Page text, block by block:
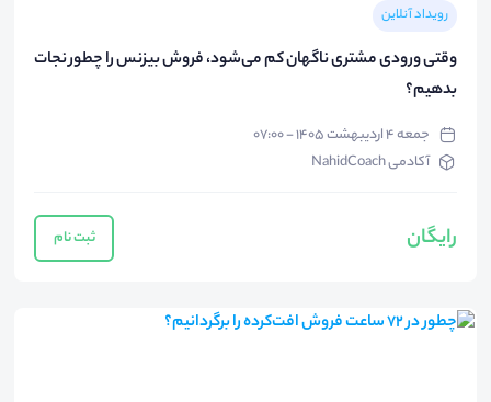
رویداد آنلاین
وقتی ورودی مشتری ناگهان کم می‌شود، فروش بیزنس را چطور نجات
بدهیم؟
جمعه ۴ اردیبهشت ۱۴۰۵ - ۰۷:۰۰
آکادمی NahidCoach
رایگان ثبت نام